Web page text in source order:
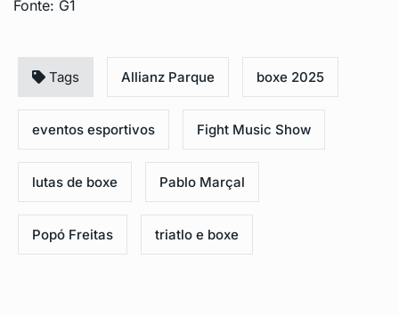
Fonte: G1
Tags Allianz Parque boxe 2025
eventos esportivos Fight Music Show
lutas de boxe Pablo Marçal
Popó Freitas triatlo e boxe